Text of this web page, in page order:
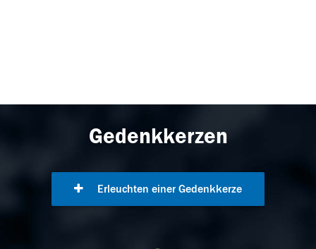
Gedenkkerzen
Erleuchten einer Gedenkkerze